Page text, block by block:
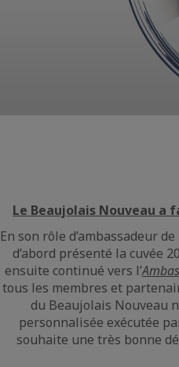
Le Beaujolais Nouveau a
En son rôle d’ambassadeur
d’abord présenté la cuvée
ensuite continué vers l’
tous les membres et
du Beaujolais Nouveau
personnalisée exécutée
souhaite une très bonne